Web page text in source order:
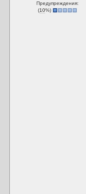
Предупреждения:
(10%)